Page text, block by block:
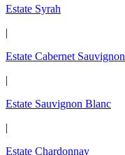
Estate Syrah
|
Estate Cabernet Sauvignon
|
Estate Sauvignon Blanc
|
Estate Chardonnay